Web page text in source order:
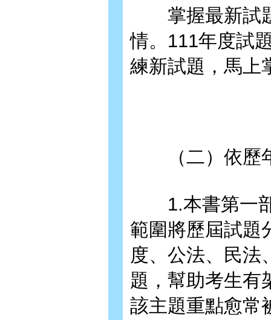
掌握最新試題
情。111年度試
練新試題，馬上
（二）依歷年
1.本書第一部
範圍將歷屆試題
度、公法、民法
題，幫助考生有
該主題重點愈常